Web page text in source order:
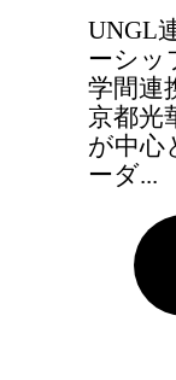
UNGL
ーシッ
学間連
京都光
が中心
ーダ...